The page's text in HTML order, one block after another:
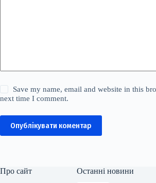
Save my name, email and website in this
next time I comment.
Опублікувати коментар
Про сайт Останні новини